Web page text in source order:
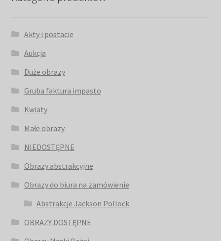
Akty i postacie
Aukcja
Duże obrazy
Gruba faktura impasto
Kwiaty
Małe obrazy
NIEDOSTĘPNE
Obrazy abstrakcyjne
Obrazy do biura na zamówienie
Abstrakcje Jackson Pollock
OBRAZY DOSTĘPNE